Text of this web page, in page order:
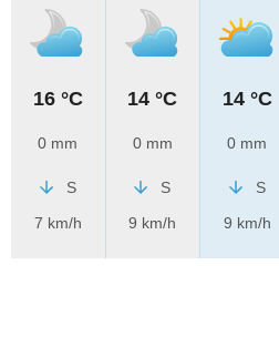
16 °C
0 mm
S
7 km/h
14 °C
0 mm
S
9 km/h
14 °C
0 mm
S
9 km/h